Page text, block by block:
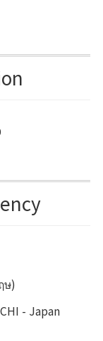
ษ)
- Japan